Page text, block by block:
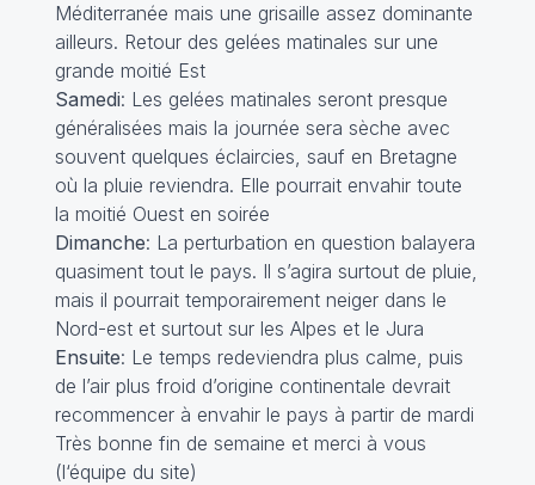
Méditerranée mais une grisaille assez dominante
ailleurs. Retour des gelées matinales sur une
grande moitié Est
Samedi: Les gelées matinales seront presque
généralisées mais la journée sera sèche avec
souvent quelques éclaircies, sauf en Bretagne
où la pluie reviendra. Elle pourrait envahir toute
la moitié Ouest en soirée
Dimanche: La perturbation en question balayera
quasiment tout le pays. Il s’agira surtout de pluie,
mais il pourrait temporairement neiger dans le
Nord-est et surtout sur les Alpes et le Jura
Ensuite: Le temps redeviendra plus calme, puis
de l’air plus froid d’origine continentale devrait
recommencer à envahir le pays à partir de mardi
Très bonne fin de semaine et merci à vous
(l‘équipe du site)